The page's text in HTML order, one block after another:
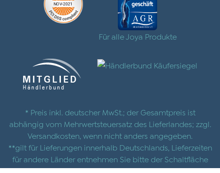
Für alle Joya Produkte
* Preis inkl. deutscher MwSt.; der Gesamtpreis ist
abhängig vom Mehrwertsteuersatz des Lieferlandes; zzgl.
Versandkosten , wenn nicht anders angegeben.
**gilt für Lieferungen innerhalb Deutschlands, Lieferzeiten
für andere Länder entnehmen Sie bitte der Schaltfläche
mit denVersandinformationen